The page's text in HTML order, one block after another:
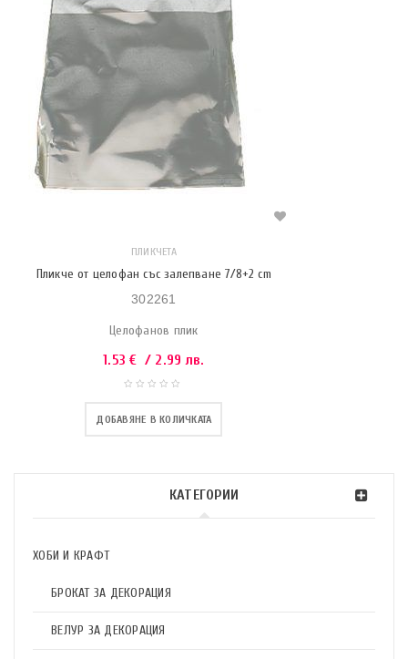
КАТЕГОРИИ
ХОБИ И КРАФТ
БРОКАТ ЗА ДЕКОРАЦИЯ
ВЕЛУР ЗА ДЕКОРАЦИЯ
ПЛИКЧЕТА
Пликче от целофан със залепване 7/8+2 cm
302261
Целофанов плик
1.53€ / 2.99 лв.
ДОБАВЯНЕ В КОЛИЧКАТА